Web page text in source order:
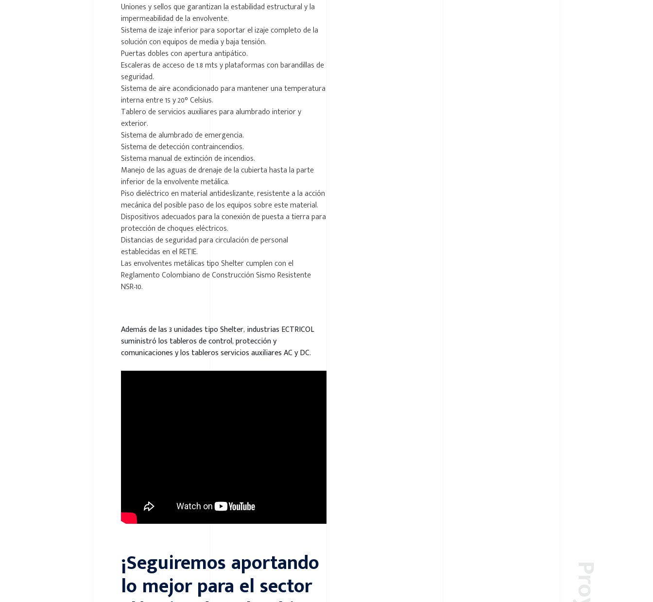
Uniones y sellos que garantizan la estabilidad estructural y la
impermeabilidad de la envolvente.
Sistema de izaje inferior para soportar el izaje completo de la
solución con equipos de media y baja tensión.
Puertas dobles con apertura antipático.
Escaleras de acceso de 1.8 mts y plataformas con barandillas de
seguridad.
Sistema de aire acondicionado para mantener una temperatura
interna entre 15 y 20° Celsius.
Tablero de servicios auxiliares para alumbrado interior y
exterior.
Sistema de alumbrado de emergencia.
Sistema de detección contraincendios.
Sistema manual de extinción de incendios.
Manejo de las aguas de drenaje de la cubierta hasta la parte
inferior de la envolvente metálica.
Piso dieléctrico en material antideslizante, resistente a la acción
mecánica del posible paso de los equipos sobre este material.
Dispositivos adecuados para la conexión de puesta a tierra para
protección de choques eléctricos.
Distancias de seguridad para circulación de personal
establecidas en el RETIE.
Las envolventes metálicas tipo Shelter cumplen con el
Reglamento Colombiano de Construcción Sismo Resistente
NSR-10.
Además de las 3 unidades tipo Shelter, industrias ECTRICOL
suministró los tableros de control, protección y
comunicaciones y los tableros servicios auxiliares AC y DC.
¡Seguiremos aportando
lo mejor para el sector